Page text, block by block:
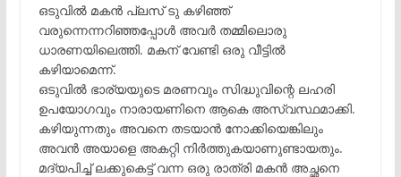
ഒടുവിൽ മകൻ പ്ലസ് ടു കഴിഞ്ഞ്
വരുന്നെന്നറിഞ്ഞപ്പോൾ അവർ തമ്മിലൊരു
ധാരണയിലെത്തി. മകന് വേണ്ടി ഒരു വീട്ടിൽ
കഴിയാമെന്ന്.
ഒടുവിൽ ഭാര്യയുടെ മരണവും സിദ്ധുവിന്റെ ലഹരി
ഉപയോഗവും നാരായണിനെ ആകെ അസ്വസ്ഥമാക്കി.
കഴിയുന്നതും അവനെ തടയാൻ നോക്കിയെങ്കിലും
അവൻ അയാളെ അകറ്റി നിർത്തുകയാണുണ്ടായതും.
മദ്യപിച്ച് ലക്കുകെട്ട് വന്ന ഒരു രാത്രി മകൻ അച്ഛനെ